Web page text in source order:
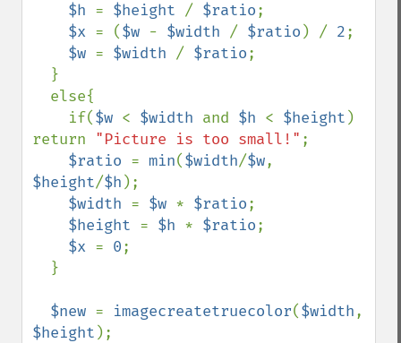
$h = $height / $ratio;
$x = ($w - $width / $ratio ) / 2;
$w = $width / $ratio;
    if(
$w < $width and $h < $height )
return "Picture is too small!" ;
$ratio = min($width/$w
$height/$h );
$width = $w * $ratio;
$height = $h * $ratio;
$x = 0;
$new = imagecreatetruecolor($width
$height );